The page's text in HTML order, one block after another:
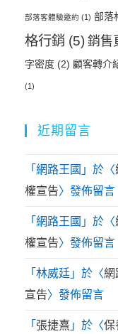
部落客體驗邀約 (1) 部落
格行銷 (5) 銷售
字密度 (2) 顧客轉介
(1)
近期留言
「 網路王國 」於〈
權宣告〉發佈留言
「 網路王國 」於〈
權宣告〉發佈留言
「 林威廷 」於〈網
宣告〉發佈留言
「 張捷熹 」於〈保